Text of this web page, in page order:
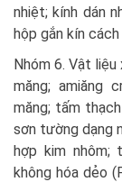
nhiệt; kính dán
hộp gắn kín cách
Nhóm 6. Vật
măng; amiăng
măng; tấm
sơn tường dạng
hợp kim nhôm;
không hóa dẻo